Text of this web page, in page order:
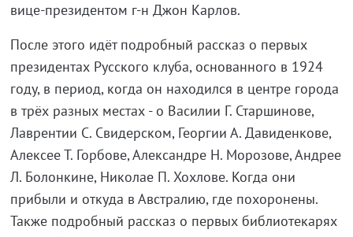
вице-президентом г-н Джон Карлов.
После этого идёт подробный рассказ о первых
президентах Русского клуба, основанного в 1924
году, в период, когда он находился в центре города
в трёх разных местах - о Василии Г. Старшинове,
Лаврентии С. Свидерском, Георгии А. Давиденкове,
Алексее Т. Горбове, Александре Н. Морозове, Андрее
Л. Болонкине, Николае П. Хохлове. Когда они
прибыли и откуда в Австралию, где похоронены.
Также подробный рассказ о первых библиотекарях